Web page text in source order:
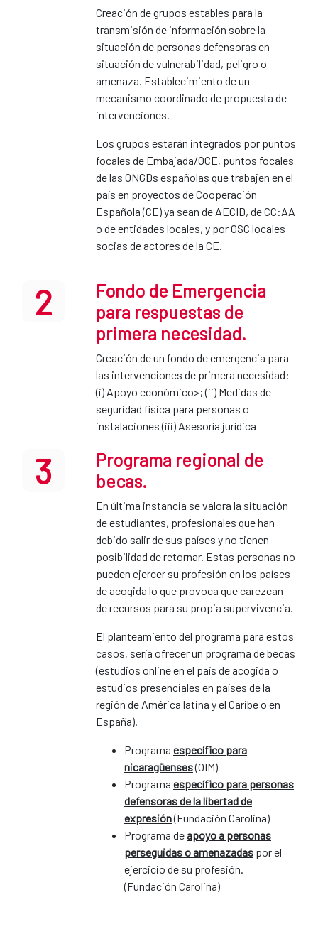
Creación de grupos estables para la
transmisión de información sobre la
situación de personas defensoras en
situación de vulnerabilidad, peligro o
amenaza. Establecimiento de un
mecanismo coordinado de propuesta de
intervenciones.
Los grupos estarán integrados por puntos
focales de Embajada/OCE, puntos focales
de las ONGDs españolas que trabajen en el
país en proyectos de Cooperación
Española (CE) ya sean de AECID, de CC:AA
o de entidades locales, y por OSC locales
socias de actores de la CE.
2
Fondo de Emergencia
para respuestas de
primera necesidad.
Creación de un fondo de emergencia para
las intervenciones de primera necesidad:
(i) Apoyo económico>; (ii) Medidas de
seguridad física para personas o
instalaciones (iii) Asesoría jurídica
3
Programa regional de
becas.
En última instancia se valora la situación
de estudiantes, profesionales que han
debido salir de sus países y no tienen
posibilidad de retornar. Estas personas no
pueden ejercer su profesión en los países
de acogida lo que provoca que carezcan
de recursos para su propia supervivencia.
El planteamiento del programa para estos
casos, sería ofrecer un programa de becas
(estudios online en el país de acogida o
estudios presenciales en países de la
región de América latina y el Caribe o en
España).
Programa específico para
nicaragüenses(OIM)
Programa específico para personas
defensoras de la libertad de
expresión(Fundación Carolina)
Programa deapoyo a personas
perseguidas o amenazadas por el
ejercicio de su profesión.
(Fundación Carolina)